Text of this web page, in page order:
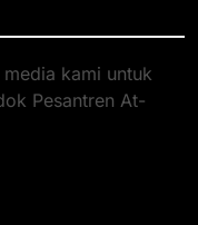
kami untuk
Pesantren At-